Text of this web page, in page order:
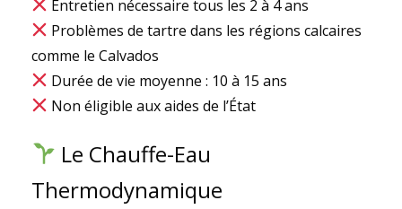
Entretien nécessaire tous les 2 à 4 ans
Problèmes de tartre dans les régions calcaires
comme le Calvados
Durée de vie moyenne : 10 à 15 ans
Non éligible aux aides de l’État
Le Chauffe-Eau
Thermodynamique